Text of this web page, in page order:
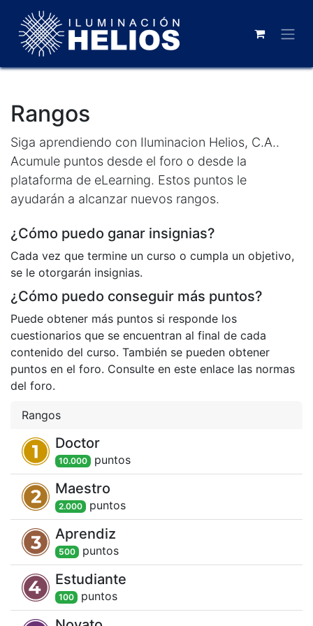
Rangos
Siga aprendiendo con Iluminacion Helios, C.A..
Acumule puntos desde el foro o desde la
plataforma de eLearning. Estos puntos le
ayudarán a alcanzar nuevos rangos.
¿Cómo puedo ganar insignias?
Cada vez que termine un curso o cumpla un objetivo,
se le otorgarán insignias.
¿Cómo puedo conseguir más puntos?
Puede obtener más puntos si responde los
cuestionarios que se encuentran al final de cada
contenido del curso. También se pueden obtener
puntos en el foro. Consulte en este enlace las normas
del foro.
Rangos
Doctor
10.000 puntos
Maestro
2.000 puntos
Aprendiz
500 puntos
Estudiante
100 puntos